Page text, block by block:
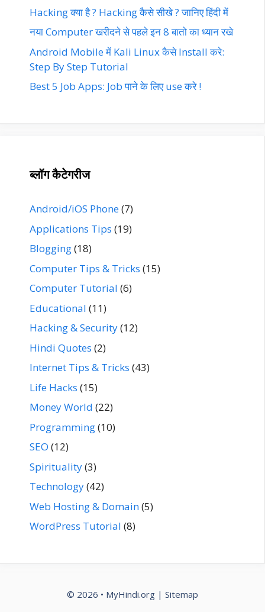
Hacking क्या है ? Hacking कैसे सीखे ? जानिए हिंदी में
नया Computer खरीदने से पहले इन 8 बातो का ध्यान रखे
Android Mobile में Kali Linux कैसे Install करे:
Step By Step Tutorial
Best 5 Job Apps: Job पाने के लिए use करे !
ब्लॉग कैटेगरीज
Android/iOS Phone(7)
Applications Tips (19)
Blogging(18)
Computer Tips & Tricks (15)
Computer Tutorial (6)
Educational (11)
Hacking & Security(12)
Hindi Quotes (2)
Internet Tips & Tricks (43)
Life Hacks (15)
Money World (22)
Programming(10)
SEO (12)
Spirituality(3)
Technology(42)
Web Hosting & Domain(5)
WordPress Tutorial (8)
© 2026 • MyHindi.org | Sitemap